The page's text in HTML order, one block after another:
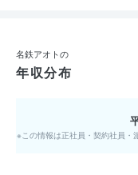
名鉄アオトの
年収分布
※この情報は正社員・契約社員・